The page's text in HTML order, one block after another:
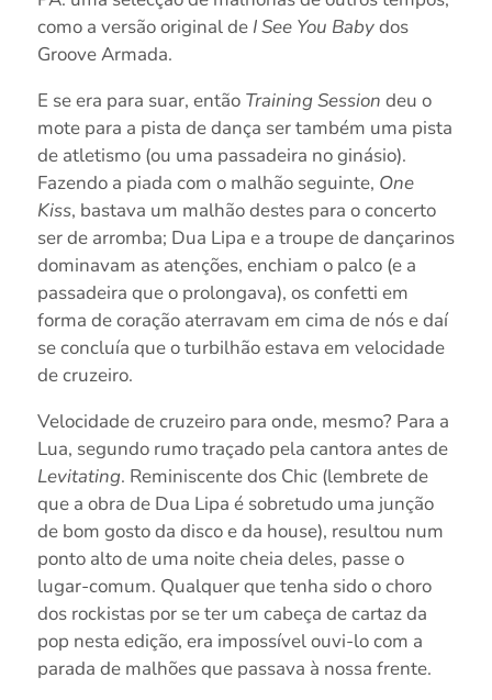
como a versão original de I See You Babydos
Groove Armada.
E se era para suar, então Training Session deu o
mote para a pista de dança ser também uma pista
de atletismo (ou uma passadeira no ginásio).
Fazendo a piada com o malhão seguinte, One
Kiss, bastava um malhão destes para o concerto
ser de arromba; Dua Lipa e a troupe de dançarinos
dominavam as atenções, enchiam o palco (e a
passadeira que o prolongava), os confetti em
forma de coração aterravam em cima de nós e daí
se concluía que o turbilhão estava em velocidade
de cruzeiro.
Velocidade de cruzeiro para onde, mesmo? Para a
Lua, segundo rumo traçado pela cantora antes de
Levitating. Reminiscente dos Chic (lembrete de
que a obra de Dua Lipa é sobretudo uma junção
de bom gosto da disco e da house), resultou num
ponto alto de uma noite cheia deles, passe o
lugar-comum. Qualquer que tenha sido o choro
dos rockistas por se ter um cabeça de cartaz da
pop nesta edição, era impossível ouvi-lo com a
parada de malhões que passava à nossa frente.